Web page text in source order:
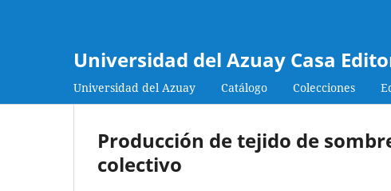
Universidad del Azuay Casa
Universidad del Azuay Catálogo Colecciones
Producción de tejido de
colectivo